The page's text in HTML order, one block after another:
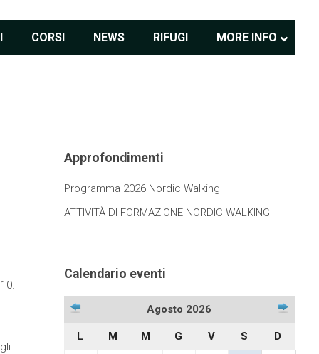
CORSI NEWS RIFUGI MORE INFO
Approfondimenti
Programma 2026 Nordic Walking
ATTIVITÀ DI FORMAZIONE NORDIC WALKING
Calendario eventi
Agosto 2026
L M M G V S D